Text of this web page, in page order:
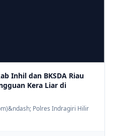
Stop Bullying, Bangun
Inhil dan BKSDA Riau
Kera Liar di
Polres Indragiri Hilir